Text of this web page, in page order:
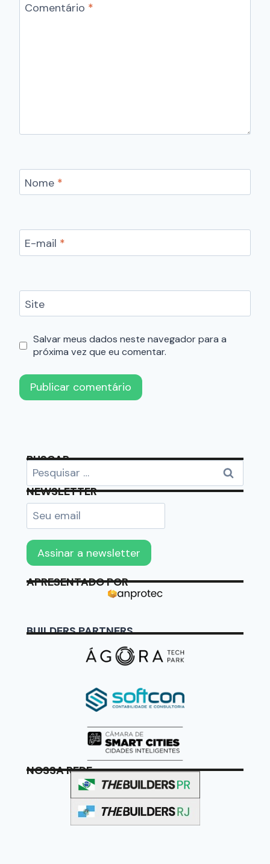
Comentário *
Nome *
E-mail *
Site
Salvar meus dados neste navegador para a
próxima vez que eu comentar.
BUSCAR
NEWSLETTER
APRESENTADO POR
BUILDERS PARTNERS
NOSSA REDE